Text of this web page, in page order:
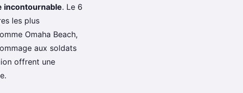
incontournable. Le 6
les plus
Omaha Beach,
aux soldats
offrent une